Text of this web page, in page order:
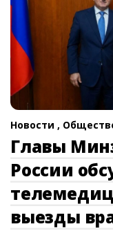
Новости ,
Главы
России
выезды